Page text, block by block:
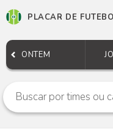
PLACAR DE
ONTEM